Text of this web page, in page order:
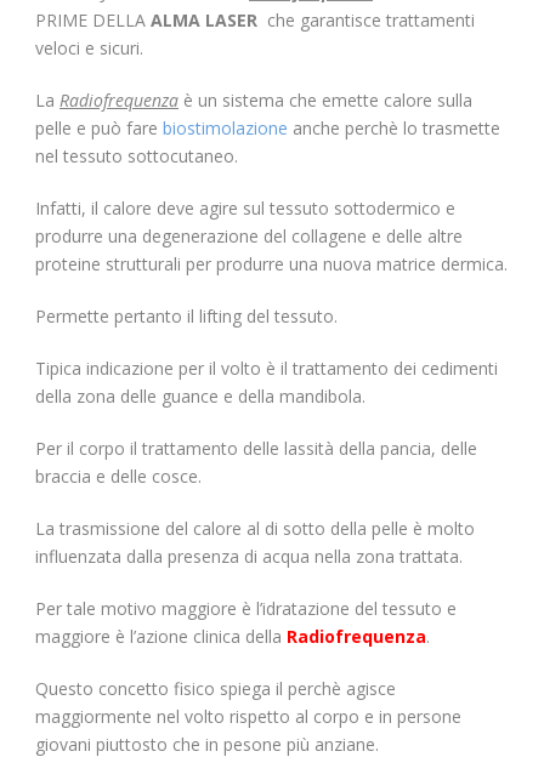
PRIME DELLA ALMA LASER che garantisce trattamenti
veloci e sicuri.
La Radiofrequenza è un sistema che emette calore sulla
pelle e può fare biostimolazione anche perchè lo trasmette
nel tessuto sottocutaneo.
Infatti, il calore deve agire sul tessuto sottodermico e
produrre una degenerazione del collagene e delle altre
proteine strutturali per produrre una nuova matrice dermica.
Permette pertanto il lifting del tessuto.
Tipica indicazione per il volto è il trattamento dei cedimenti
della zona delle guance e della mandibola.
Per il corpo il trattamento delle lassità della pancia, delle
braccia e delle cosce.
La trasmissione del calore al di sotto della pelle è molto
influenzata dalla presenza di acqua nella zona trattata.
Per tale motivo maggiore è l’idratazione del tessuto e
maggiore è l’azione clinica della Radiofrequenza.
Questo concetto fisico spiega il perchè agisce
maggiormente nel volto rispetto al corpo e in persone
giovani piuttosto che in pesone più anziane.